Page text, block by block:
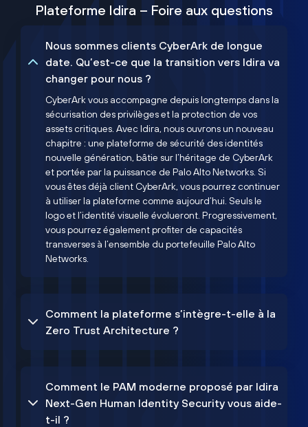
Plateforme Idira – Foire aux questions
Nous sommes clients CyberArk de longue
date. Qu’est-ce que la transition vers Idira va
changer pour nous ?
CyberArk vous accompagne depuis longtemps dans la
sécurisation des privilèges et la protection de vos
assets critiques. Avec Idira, nous ouvrons un nouveau
chapitre : une plateforme de sécurité des identités
nouvelle génération, bâtie sur l’héritage de CyberArk
et portée par la puissance de Palo Alto Networks. Si
vous êtes déjà client CyberArk, vous pourrez continuer
à utiliser la plateforme comme aujourd’hui. Seuls le
logo et l’identité visuelle évolueront. Progressivement,
vous pourrez également profiter de capacités
transverses à l’ensemble du portefeuille Palo Alto
Networks.
Comment la plateforme s’intègre-t-elle à la
Zero Trust Architecture ?
Comment le PAM moderne proposé par Idira
Next-Gen Human Identity Security vous aide-
t-il ?